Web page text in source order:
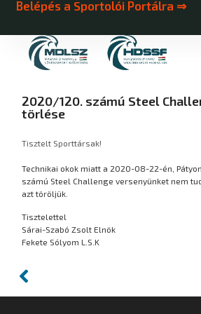
Belépés a Sportolói Portálra ⇒
2020/120. számú Steel
törlése
Tisztelt Sporttársak!
Technikai okok miatt a 2020-08-22-én,
számú Steel Challenge versenyünket nem
azt töröljük.
Tisztelettel
Sárai-Szabó Zsolt Elnök
Fekete Sólyom L.S.K